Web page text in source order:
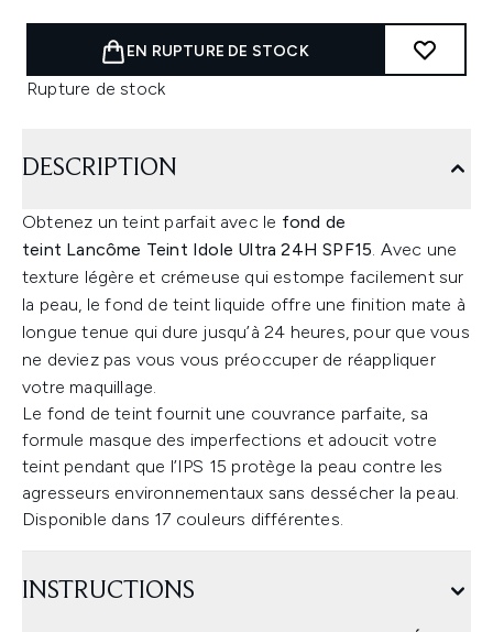
EN RUPTURE DE STOCK
Rupture de stock
DESCRIPTION
Obtenez un teint parfait avec le fond de
teint Lancôme Teint Idole Ultra 24H SPF15. Avec une
texture légère et crémeuse qui estompe facilement sur
la peau, le fond de teint liquide offre une finition mate à
longue tenue qui dure jusqu’à 24 heures, pour que vous
ne deviez pas vous vous préoccuper de réappliquer
votre maquillage.
Le fond de teint fournit une couvrance parfaite, sa
formule masque des imperfections et adoucit votre
teint pendant que l’IPS 15 protège la peau contre les
agresseurs environnementaux sans dessécher la peau.
Disponible dans 17 couleurs différentes.
INSTRUCTIONS